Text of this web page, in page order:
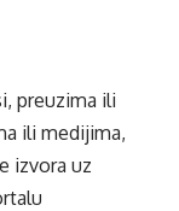
preuzima ili
ili medijima,
izvora uz